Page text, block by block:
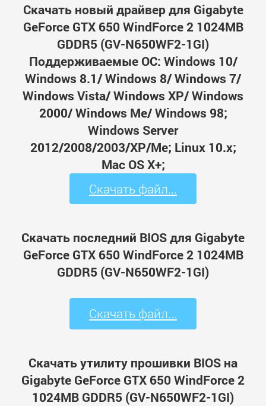
Скачать новый драйвер для Gigabyte
GeForce GTX 650 WindForce 2 1024MB
GDDR5 (GV-N650WF2-1GI)
Поддерживаемые ОС: Windows 10/
Windows 8.1/ Windows 8/ Windows 7/
Windows Vista/ Windows XP/ Windows
2000/ Windows Me/ Windows 98;
Windows Server
2012/2008/2003/XP/Me; Linux 10.x;
Mac OS X+;
Скачать файл...
Скачать последний BIOS для Gigabyte
GeForce GTX 650 WindForce 2 1024MB
GDDR5 (GV-N650WF2-1GI)
Скачать файл...
Скачать утилиту прошивки BIOS на
Gigabyte GeForce GTX 650 WindForce 2
1024MB GDDR5 (GV-N650WF2-1GI)